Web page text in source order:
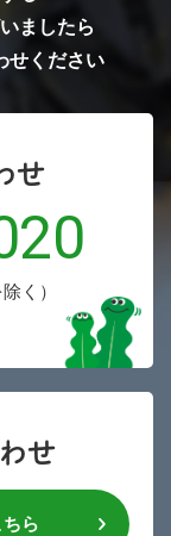
ましたら
せください
せ
く）
せ
ら